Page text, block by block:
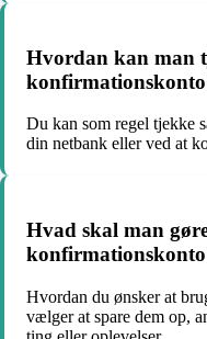
Hvordan kan man
Du kan som regel tjekke
din netbank eller ved at
Hvad skal man
Hvordan du ønsker at
vælger at spare dem op,